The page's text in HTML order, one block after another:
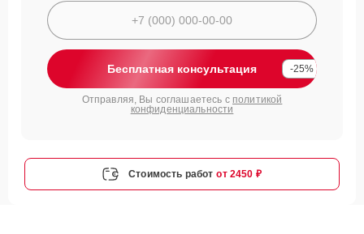
Бесплатная консультация -25%
Отправляя, Вы соглашаетесь с политикой
конфиденциальности
Стоимость работ от 2450 ₽